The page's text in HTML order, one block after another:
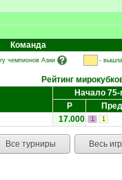
Команда
чемпионов Азии - вышла
Рейтинг
Начало 75-
Р
17.000 1 1
Все турниры Весь